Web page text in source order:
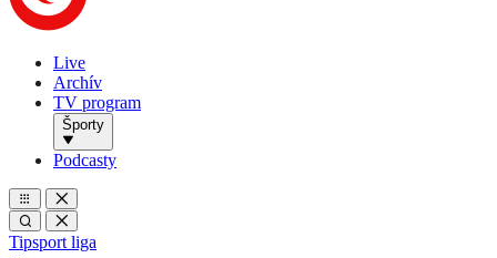
Live
Archív
TV program
Športy
Podcasty
Tipsport liga